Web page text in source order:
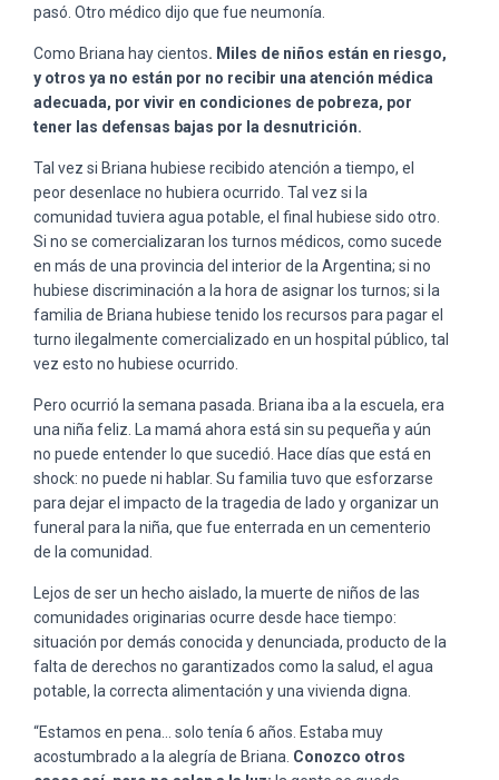
pasó. Otro médico dijo que fue neumonía.
Como Briana hay cientos. Miles de niños están en riesgo,
y otros ya no están por no recibir una atención médica
adecuada, por vivir en condiciones de pobreza, por
tener las defensas bajas por la desnutrición.
Tal vez si Briana hubiese recibido atención a tiempo, el
peor desenlace no hubiera ocurrido. Tal vez si la
comunidad tuviera agua potable, el final hubiese sido otro.
Si no se comercializaran los turnos médicos, como sucede
en más de una provincia del interior de la Argentina; si no
hubiese discriminación a la hora de asignar los turnos; si la
familia de Briana hubiese tenido los recursos para pagar el
turno ilegalmente comercializado en un hospital público, tal
vez esto no hubiese ocurrido.
Pero ocurrió la semana pasada. Briana iba a la escuela, era
una niña feliz. La mamá ahora está sin su pequeña y aún
no puede entender lo que sucedió. Hace días que está en
shock: no puede ni hablar. Su familia tuvo que esforzarse
para dejar el impacto de la tragedia de lado y organizar un
funeral para la niña, que fue enterrada en un cementerio
de la comunidad.
Lejos de ser un hecho aislado, la muerte de niños de las
comunidades originarias ocurre desde hace tiempo:
situación por demás conocida y denunciada, producto de la
falta de derechos no garantizados como la salud, el agua
potable, la correcta alimentación y una vivienda digna.
“Estamos en pena… solo tenía 6 años. Estaba muy
acostumbrado a la alegría de Briana. Conozco otros